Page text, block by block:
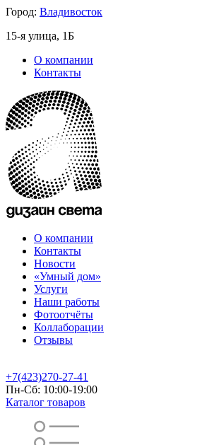
Город: Владивосток
15-я улица, 1Б
О компании
Контакты
О компании
Контакты
Новости
«Умный дом»
Услуги
Наши работы
Фотоотчёты
Коллаборации
Отзывы
+7(423)270-27-41
Пн-Сб: 10:00-19:00
Каталог товаров